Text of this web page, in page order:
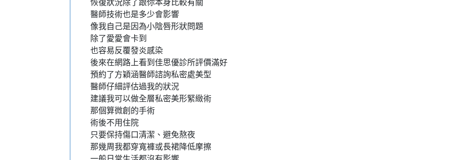
醫師技術也是多少會影響
像我自己是因為小陰唇形狀問題
除了愛愛會卡到
也容易反覆發炎感染
後來在網路上看到佳思優診所評價滿好
預約了方穎涵醫師諮詢私密處美型
醫師仔細評估過我的狀況
建議我可以做全層私密美形緊緻術
那個算微創的手術
術後不用住院
只要保持傷口清潔、避免熬夜
那幾周我都穿寬褲或長裙降低摩擦